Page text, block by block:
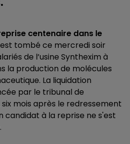
centenaire dans le
tombé ce mercredi soir
de l’usine Synthexim à
la production de molécules
La liquidation
par le tribunal de
mois après le redressement
candidat à la reprise ne s'est